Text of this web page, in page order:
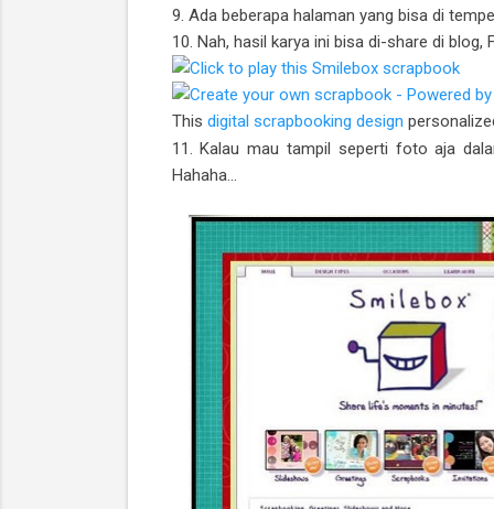
9. Ada beberapa halaman yang bisa di
10. Nah, hasil karya ini bisa di-share di blog,
This digital scrapbooking design
11. Kalau mau tampil seperti foto aja
Hahaha...